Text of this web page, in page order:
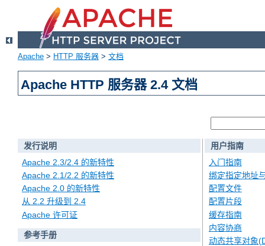
Apache > HTTP 服务器 > 文档
Apache HTTP 服务器 2.4 文档
发行说明
Apache 2.3/2.4 的新特性
Apache 2.1/2.2 的新特性
Apache 2.0 的新特性
从 2.2 升级到 2.4
Apache 许可证
参考手册
用户指南
入门指南
绑定指定地址
配置文件
配置片段
缓存指南
内容协商
动态共享对象